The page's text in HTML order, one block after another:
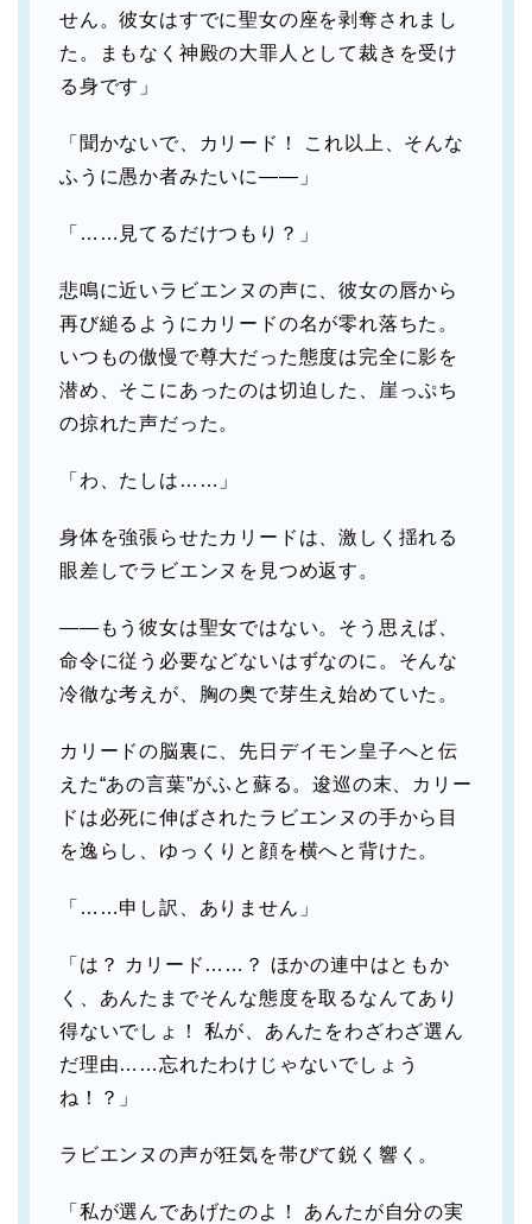
せん。彼女はすでに聖女の座を剥奪されまし
た。まもなく神殿の大罪人として裁きを受け
る身です」
「聞かないで、カリード！ これ以上、そんな
ふうに愚か者みたいに――」
「……見てるだけつもり？」
悲鳴に近いラビエンヌの声に、彼女の唇から
再び縋るようにカリードの名が零れ落ちた。
いつもの傲慢で尊大だった態度は完全に影を
潜め、そこにあったのは切迫した、崖っぷち
の掠れた声だった。
「わ、たしは……」
身体を強張らせたカリードは、激しく揺れる
眼差しでラビエンヌを見つめ返す。
――もう彼女は聖女ではない。そう思えば、
命令に従う必要などないはずなのに。そんな
冷徹な考えが、胸の奥で芽生え始めていた。
カリードの脳裏に、先日デイモン皇子へと伝
えた“あの言葉”がふと蘇る。逡巡の末、カリー
ドは必死に伸ばされたラビエンヌの手から目
を逸らし、ゆっくりと顔を横へと背けた。
「……申し訳、ありません」
「は？ カリード……？ ほかの連中はともか
く、あんたまでそんな態度を取るなんてあり
得ないでしょ！ 私が、あんたをわざわざ選ん
だ理由……忘れたわけじゃないでしょう
ね！？」
ラビエンヌの声が狂気を帯びて鋭く響く。
「私が選んであげたのよ！ あんたが自分の実